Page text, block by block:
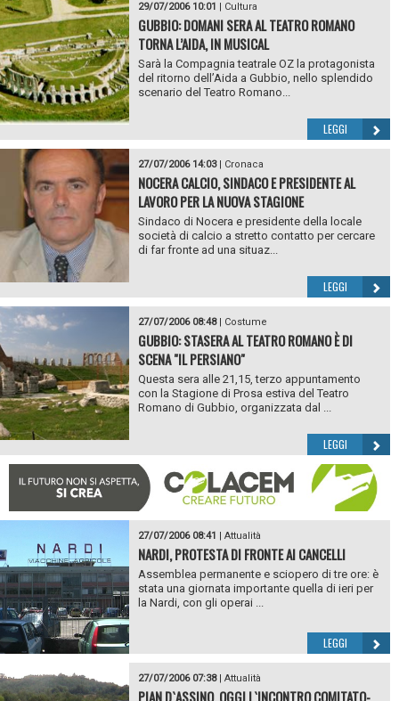
29/07/2006 10:01 Cultura
GUBBIO: DOMANI SERA AL TEATRO ROMANO
TORNA L’AIDA, IN MUSICAL
Sarà la Compagnia teatrale OZ la protagonista
del ritorno dell’Aida a Gubbio, nello splendido
scenario del Teatro Romano...
LEGGI
27/07/2006 14:03| Cronaca
NOCERA CALCIO, SINDACO E PRESIDENTE AL
LAVORO PER LA NUOVA STAGIONE
Sindaco di Nocera e presidente della locale
società di calcio a stretto contatto per cercare
di far fronte ad una situaz...
LEGGI
27/07/2006 08:48| Costume
GUBBIO: STASERA AL TEATRO ROMANO È DI
SCENA "IL PERSIANO"
Questa sera alle 21,15, terzo appuntamento
con la Stagione di Prosa estiva del Teatro
Romano di Gubbio, organizzata dal ...
LEGGI
27/07/2006 08:41 | Attualità
NARDI, PROTESTA DI FRONTE AI CANCELLI
Assemblea permanente e sciopero di tre ore: è
stata una giornata importante quella di ieri per
la Nardi, con gli operai ...
LEGGI
27/07/2006 07:38| Attualità
PIAN D`ASSINO, OGGI L`INCONTRO COMITATO-